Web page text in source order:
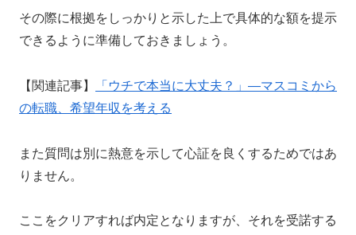
その際に根拠をしっかりと示した上で具体的な額を提示
できるように準備しておきましょう。
【関連記事】
「ウチで本当に大丈夫？」—マスコミから
の転職、希望年収を考える
また質問は別に熱意を示して心証を良くするためではあ
りません。
ここをクリアすれば内定となりますが、それを受諾する